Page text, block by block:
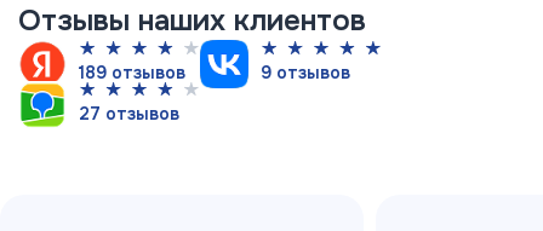
Отзывы наших клиентов
189 отзывов
9 отзывов
27 отзывов